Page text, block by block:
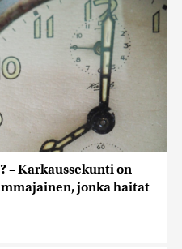
– Karkaussekunti on
jonka haitat